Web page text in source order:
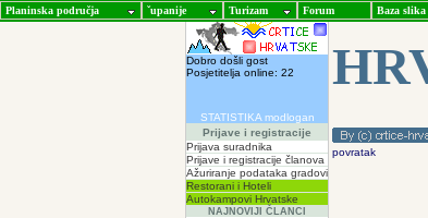
Planinska područja ˇupanije Turizam Forum Baza slika
Dobro došli gost
Posjetitelja online: 22
STATISTIKA modlogan
Prijave i registracije
Prijava suradnika
Prijave i registracije članova
Ažuriranje podataka gradovi
Restorani i Hoteli
Autokampovi Hrvatske
NAJNOVIJI ČLANCI
povratak